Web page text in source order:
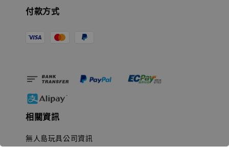
付款方式
相關資訊
無人島玩具公司資訊